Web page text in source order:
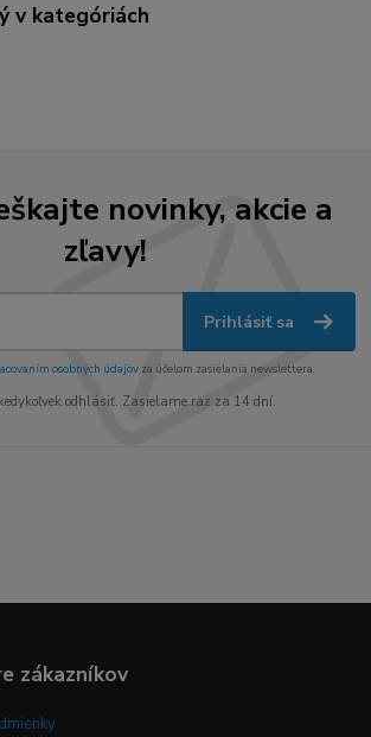
v kategóriách
novinky, akcie a
zľavy!
Prihlásiť sa
osobných údajov za účelom zasielania newslettera.
odhlásiť. Zasielame raz za 14 dní.
zákazníkov